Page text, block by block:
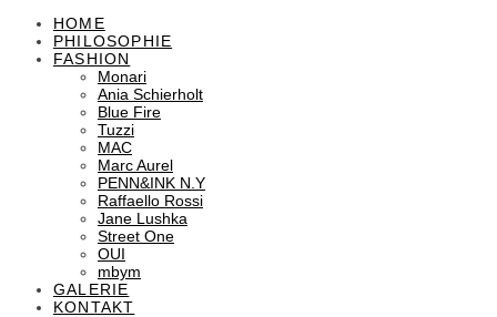
HOME
PHILOSOPHIE
FASHION
Monari
Ania Schierholt
Blue Fire
Tuzzi
MAC
Marc Aurel
PENN&INK N.Y
Raffaello Rossi
Jane Lushka
Street One
OUI
mbym
GALERIE
KONTAKT